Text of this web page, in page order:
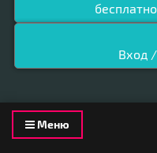
Вход
Toggle
navigation
Меню